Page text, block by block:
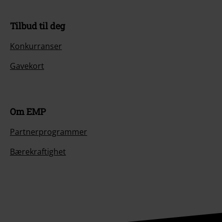
Tilbud til deg
Konkurranser
Gavekort
Om EMP
Partnerprogrammer
Bærekraftighet